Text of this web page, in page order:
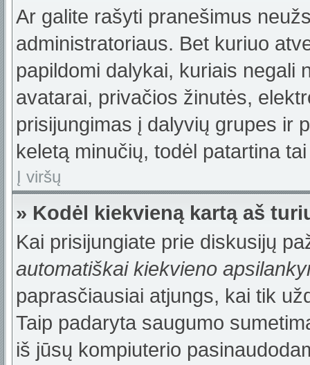
Ar galite rašyti pranešimus
administratoriaus. Bet kuriuo
papildomi dalykai, kuriais negali
avatarai, privačios žinutės,
prisijungimas į dalyvių grupes ir
keletą minučių, todėl patartina
Į viršų
» Kodėl kiekvieną kartą aš
Kai prisijungiate prie diskusijų
automatiškai kiekvieno
paprasčiausiai atjungs, kai tik
Taip padaryta saugumo
iš jūsų kompiuterio